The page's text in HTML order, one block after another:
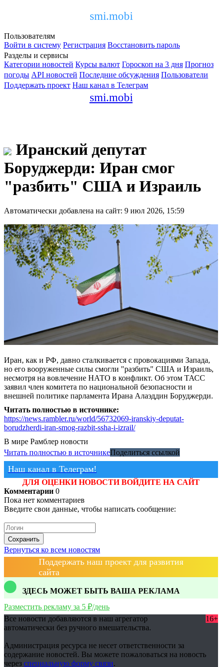
smi.mobi
Пользователям
Войти в систему Регистрация Восстановить пароль
Разделы и сервисы
Категории новостей Курсы валют Гороскоп на 3 дня Прогноз
погоды API новостей Последние обсуждения Пользователи
Поддержать проект Наш канал в Телеграм
smi.mobi
Иранский депутат
Боруджерди: Иран смог
"разбить" США и Израиль
Автоматически добавлена на сайт: 9 июл 2026, 15:59
Иран, как и РФ, давно сталкивается с провокациями Запада,
но его вооруженные силы смогли "разбить" США и Израиль,
несмотря на вовлечение НАТО в конфликт. Об этом ТАСС
заявил член комитета по национальной безопасности и
внешней политике парламента Ирана Алаэддин Боруджерди.
Читать полностью в источнике:
https://news.rambler.ru/world/56732069-iranskiy-deputat-
borudzherdi-iran-smog-razbit-ssha-i-izrail/
В мире Рамблер новости
Читать полностью в источникеПоделиться ссылкой
Наш канал в Телеграм!
ДЛЯ ОЦЕНКИ НОВОСТИ ВОЙДИТЕ НА САЙТ
Комментарии 0
Пока нет комментариев
Введите свои данные, чтобы написать сообщение:
Сохранить
Вернуться ко всем новостям
Поддержать наш проект для развития
сайта
ЗДЕСЬ МОЖЕТ БЫТЬ ВАША РЕКЛАМА
Разместить рекламу за 5 ₽/день
Все новости добавляются в наш агрегатор
автоматически без ручного вмешательства.
16+
Администрация ресурса не несет ответственности за
содержание новостей. Вы можете пожаловаться на новость
через специальную форму связи.